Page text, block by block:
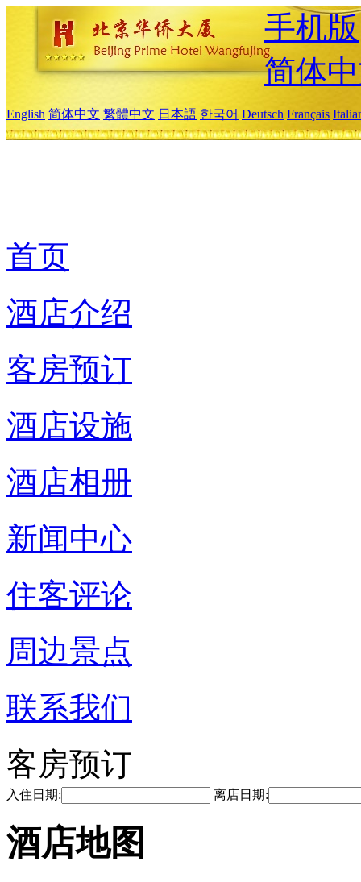
手机版
简体
English 简体中文 繁體中文 日本語 한국어 Deutsch Français
首页
酒店介绍
客房预订
酒店设施
酒店相册
新闻中心
住客评论
周边景点
联系我们
客房预订
入住日期: 离店日期:
酒店地图